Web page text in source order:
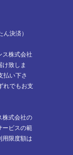
決済）
ス株式会社
致しま
払い下さ
れでもお支
株式会社の
ービスの範
用限度額は